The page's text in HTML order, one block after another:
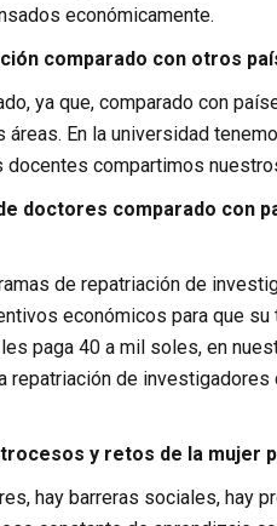
económicamente.
comparado con otros
ya que, comparado con
En la universidad
compartimos
doctores comparado con
de repatriación de
económicos para que su
paga 40 a mil soles, en
repatriación de investigadores
y retos de la mujer
hay barreras sociales, hay